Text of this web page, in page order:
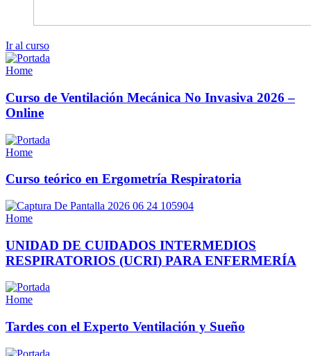
Ir al curso
Home
Curso de Ventilación Mecánica No Invasiva 2026 –
Online
Home
Curso teórico en Ergometría Respiratoria
Home
UNIDAD DE CUIDADOS INTERMEDIOS
RESPIRATORIOS (UCRI) PARA ENFERMERÍA
Home
Tardes con el Experto Ventilación y Sueño